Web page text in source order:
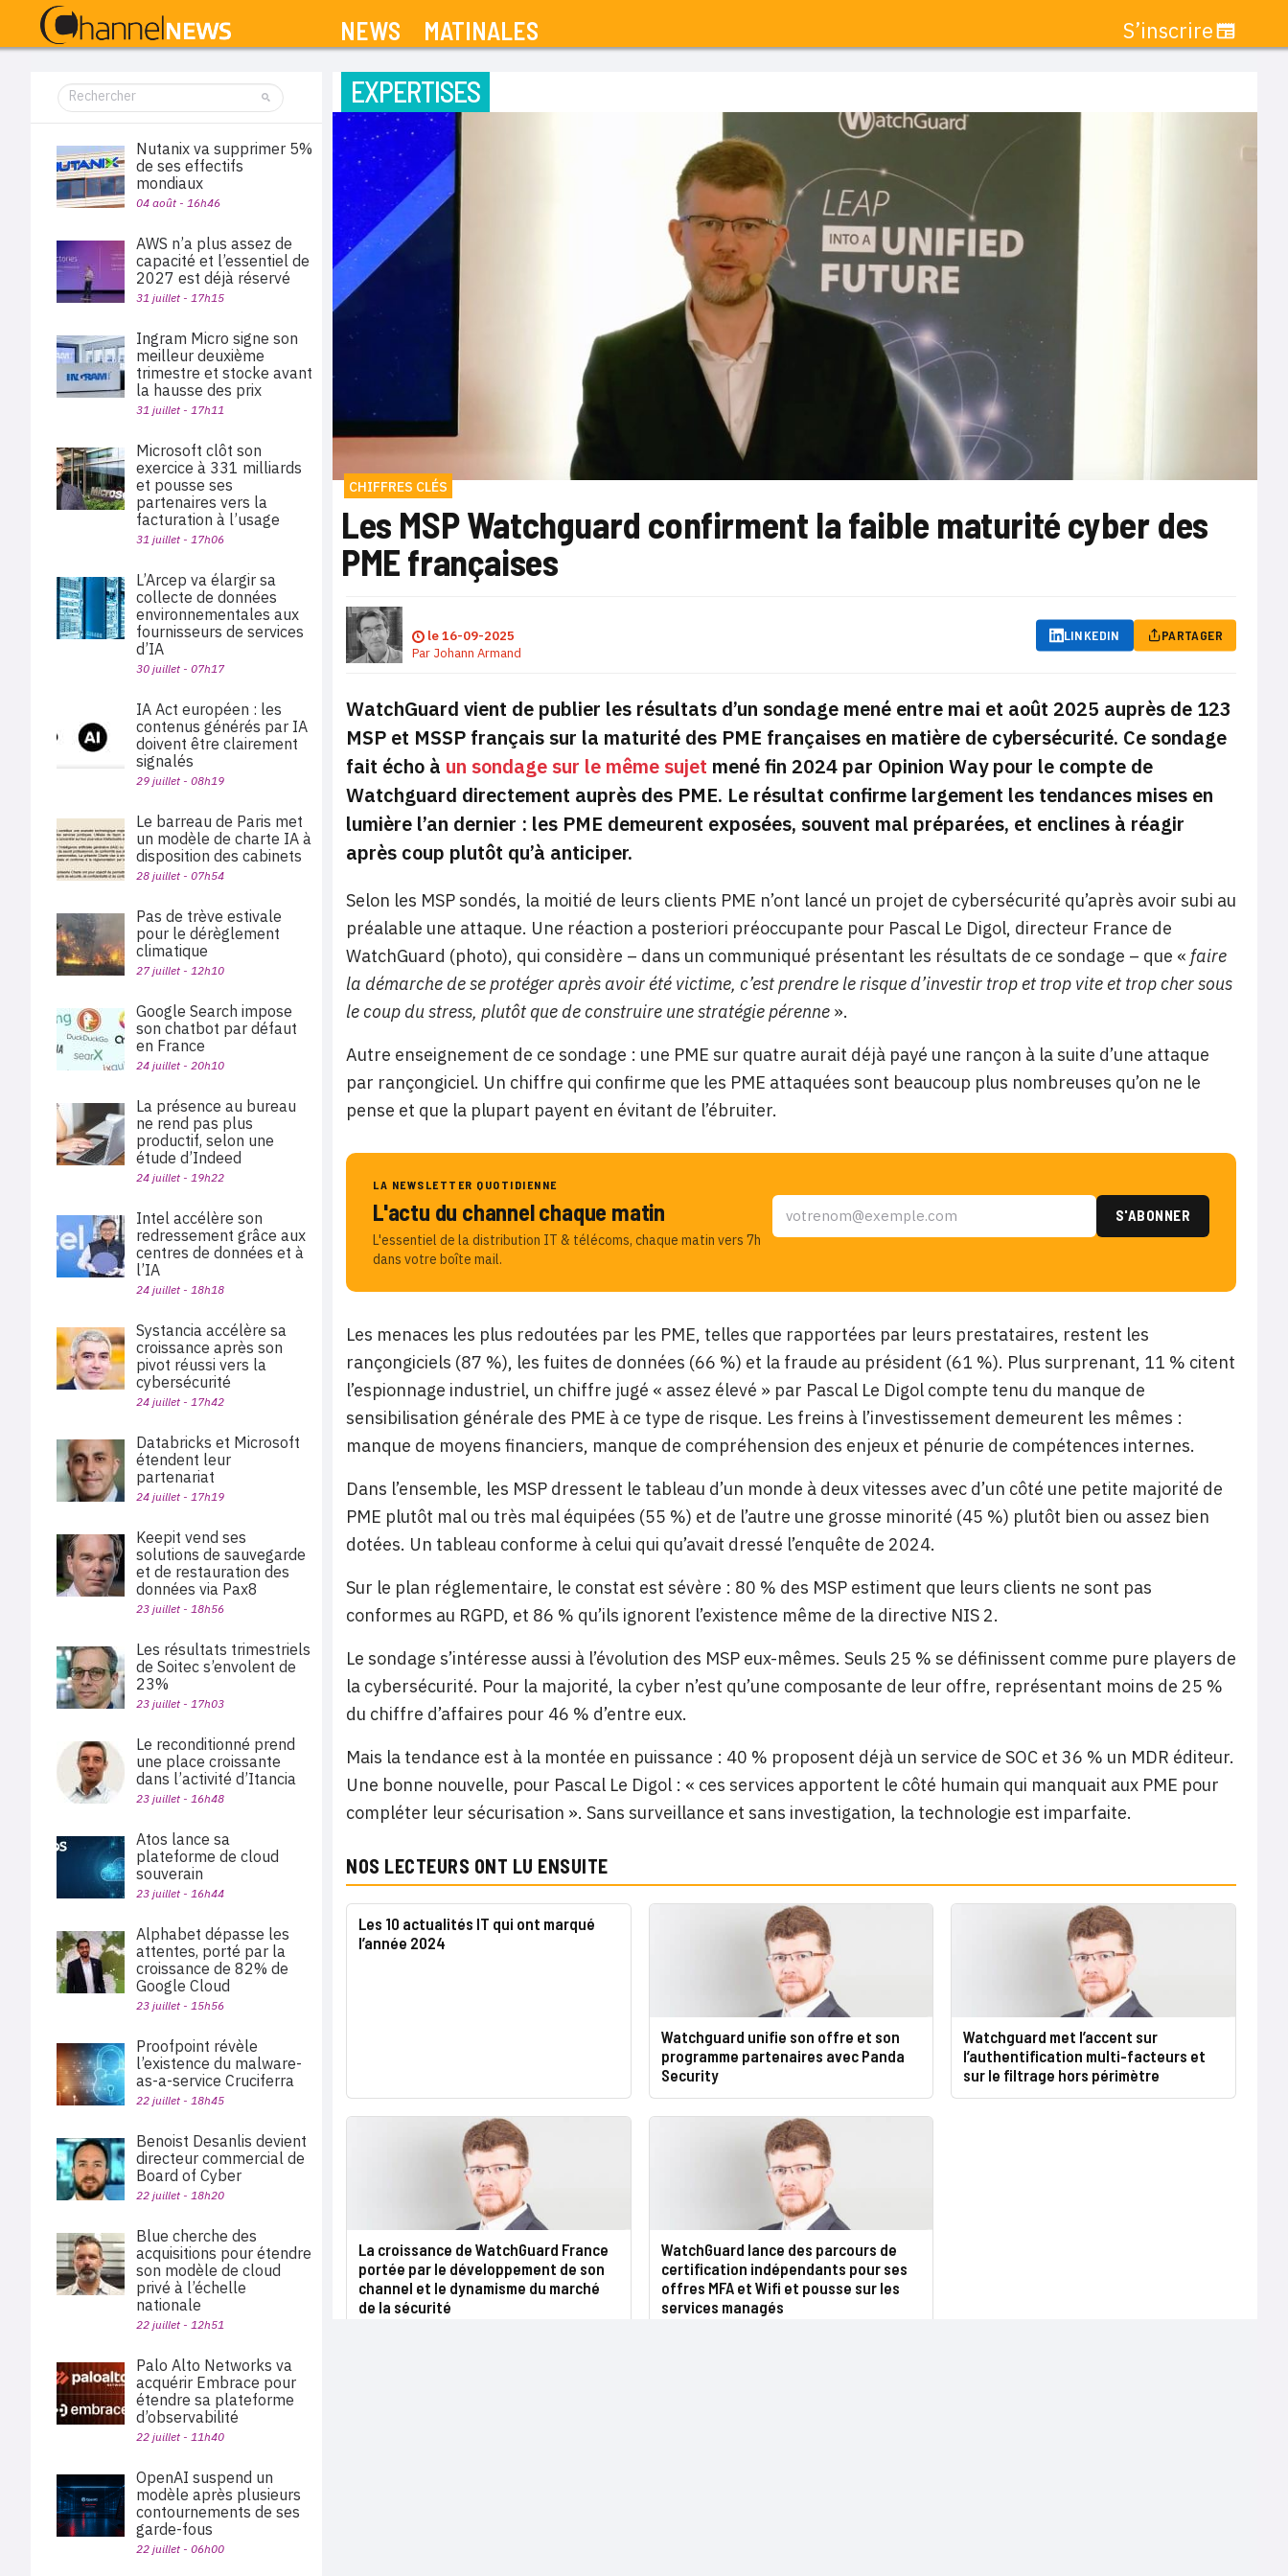
NEWS MATINALES S’inscrire
EXPERTISES
CHIFFRES CLÉS
Les MSP Watchguard confirment la faible maturité cyber des
PME françaises
le16-09-2025
Par Johann Armand
LINKEDIN PARTAGER
WatchGuard vient de publier les résultats d’un sondage mené entre mai et août 2025 auprès de 123
MSP et MSSP français sur la maturité des PME françaises en matière de cybersécurité. Ce sondage
fait écho à un sondage sur le même sujet mené fin 2024 par Opinion Way pour le compte de
Watchguard directement auprès des PME. Le résultat confirme largement les tendances mises en
lumière l’an dernier : les PME demeurent exposées, souvent mal préparées, et enclines à réagir
après coup plutôt qu’à anticiper.
Selon les MSP sondés, la moitié de leurs clients PME n’ont lancé un projet de cybersécurité qu’après avoir subi au
préalable une attaque. Une réaction a posteriori préoccupante pour Pascal Le Digol, directeur France de
WatchGuard (photo), qui considère – dans un communiqué présentant les résultats de ce sondage – que « faire
la démarche de se protéger après avoir été victime, c’est prendre le risque d’investir trop et trop vite et trop cher sous
le coup du stress, plutôt que de construire une stratégie pérenne ».
Autre enseignement de ce sondage : une PME sur quatre aurait déjà payé une rançon à la suite d’une attaque
par rançongiciel. Un chiffre qui confirme que les PME attaquées sont beaucoup plus nombreuses qu’on ne le
pense et que la plupart payent en évitant de l’ébruiter.
LA NEWSLETTER QUOTIDIENNE
L'actu du channel chaque matin
L'essentiel de la distribution IT & télécoms, chaque matin vers 7h
dans votre boîte mail.
Les menaces les plus redoutées par les PME, telles que rapportées par leurs prestataires, restent les
rançongiciels (87 %), les fuites de données (66 %) et la fraude au président (61 %). Plus surprenant, 11 % citent
l’espionnage industriel, un chiffre jugé « assez élevé » par Pascal Le Digol compte tenu du manque de
sensibilisation générale des PME à ce type de risque. Les freins à l’investissement demeurent les mêmes :
manque de moyens financiers, manque de compréhension des enjeux et pénurie de compétences internes.
Dans l’ensemble, les MSP dressent le tableau d’un monde à deux vitesses avec d’un côté une petite majorité de
PME plutôt mal ou très mal équipées (55 %) et de l’autre une grosse minorité (45 %) plutôt bien ou assez bien
dotées. Un tableau conforme à celui qui qu’avait dressé l’enquête de 2024.
Sur le plan réglementaire, le constat est sévère : 80 % des MSP estiment que leurs clients ne sont pas
conformes au RGPD, et 86 % qu’ils ignorent l’existence même de la directive NIS 2.
Le sondage s’intéresse aussi à l’évolution des MSP eux-mêmes. Seuls 25 % se définissent comme pure players de
la cybersécurité. Pour la majorité, la cyber n’est qu’une composante de leur offre, représentant moins de 25 %
du chiffre d’affaires pour 46 % d’entre eux.
Mais la tendance est à la montée en puissance : 40 % proposent déjà un service de SOC et 36 % un MDR éditeur.
Une bonne nouvelle, pour Pascal Le Digol : « ces services apportent le côté humain qui manquait aux PME pour
compléter leur sécurisation ». Sans surveillance et sans investigation, la technologie est imparfaite.
NOS LECTEURS ONT LU ENSUITE
Les 10 actualités IT qui ont marqué
l’année 2024
Watchguard unifie son offre et son
programme partenaires avec Panda
Security
Watchguard met l’accent sur
l’authentification multi-facteurs et
sur le filtrage hors périmètre
La croissance de WatchGuard France
portée par le développement de son
channel et le dynamisme du marché
de la sécurité
WatchGuard lance des parcours de
certification indépendants pour ses
offres MFA et Wifi et pousse sur les
services managés
Nutanix va supprimer 5%
de ses effectifs
mondiaux
04 août - 16h46
AWS n’a plus assez de
capacité et l’essentiel de
2027 est déjà réservé
31 juillet - 17h15
Ingram Micro signe son
meilleur deuxième
trimestre et stocke avant
la hausse des prix
31 juillet - 17h11
Microsoft clôt son
exercice à 331 milliards
et pousse ses
partenaires vers la
facturation à l’usage
31 juillet - 17h06
L’Arcep va élargir sa
collecte de données
environnementales aux
fournisseurs de services
d’IA
30 juillet - 07h17
IA Act européen : les
contenus générés par IA
doivent être clairement
signalés
29 juillet - 08h19
Le barreau de Paris met
un modèle de charte IA à
disposition des cabinets
28 juillet - 07h54
Pas de trève estivale
pour le dérèglement
climatique
27 juillet - 12h10
Google Search impose
son chatbot par défaut
en France
24 juillet - 20h10
La présence au bureau
ne rend pas plus
productif, selon une
étude d’Indeed
24 juillet - 19h22
Intel accélère son
redressement grâce aux
centres de données et à
l’IA
24 juillet - 18h18
Systancia accélère sa
croissance après son
pivot réussi vers la
cybersécurité
24 juillet - 17h42
Databricks et Microsoft
étendent leur
partenariat
24 juillet - 17h19
Keepit vend ses
solutions de sauvegarde
et de restauration des
données via Pax8
23 juillet - 18h56
Les résultats trimestriels
de Soitec s’envolent de
23%
23 juillet - 17h03
Le reconditionné prend
une place croissante
dans l’activité d’Itancia
23 juillet - 16h48
Atos lance sa
plateforme de cloud
souverain
23 juillet - 16h44
Alphabet dépasse les
attentes, porté par la
croissance de 82% de
Google Cloud
23 juillet - 15h56
Proofpoint révèle
l’existence du malware-
as-a-service Cruciferra
22 juillet - 18h45
Benoist Desanlis devient
directeur commercial de
Board of Cyber
22 juillet - 18h20
Blue cherche des
acquisitions pour étendre
son modèle de cloud
privé à l’échelle
nationale
22 juillet - 12h51
Palo Alto Networks va
acquérir Embrace pour
étendre sa plateforme
d’observabilité
22 juillet - 11h40
OpenAI suspend un
modèle après plusieurs
contournements de ses
garde-fous
22 juillet - 06h00